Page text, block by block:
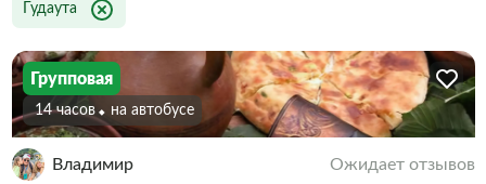
Гудаута
Групповая
14 часов На автобусе
Владимир Ожидает отзывов